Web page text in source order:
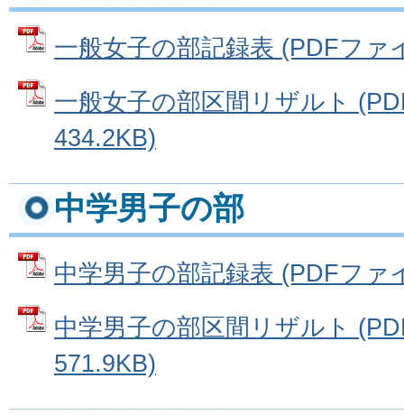
一般女子の部記録表 (PDFファ
一般女子の部区間リザルト
434.2KB)
中学男子の部
中学男子の部記録表 (PDFファ
中学男子の部区間リザルト
571.9KB)